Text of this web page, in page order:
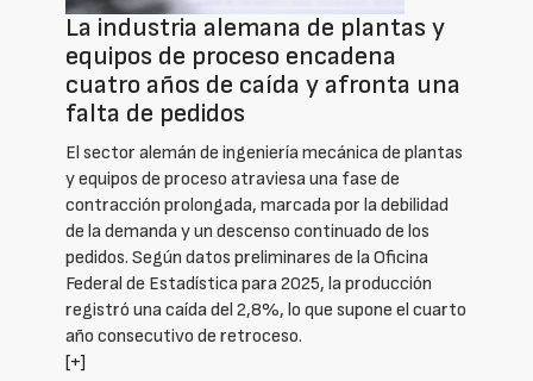
La industria alemana de plantas y
equipos de proceso encadena
cuatro años de caída y afronta una
falta de pedidos
El sector alemán de ingeniería mecánica de plantas
y equipos de proceso atraviesa una fase de
contracción prolongada, marcada por la debilidad
de la demanda y un descenso continuado de los
pedidos. Según datos preliminares de la Oficina
Federal de Estadística para 2025, la producción
registró una caída del 2,8%, lo que supone el cuarto
año consecutivo de retroceso.
[+]